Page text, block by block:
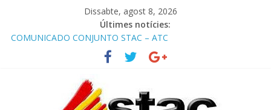
Dissabte, agost 8, 2026
Últimes notícies:
COMUNICADO CONJUNTO STAC – ATC
Comunicado STAC/ ATC de la reunión con los Mossos d
‘Esquadra del aeropuerto de Barcelona.
Programa de Radio TAXI LIBRE 29.07.2026 en COOLTURA FM.
STAC/ATC SOLICITAN TAULA TÈCNICA PARA MEJORAR LA